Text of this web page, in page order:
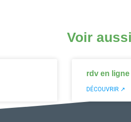
Voir
rdv en ligne
DÉCOUVRIR ↗